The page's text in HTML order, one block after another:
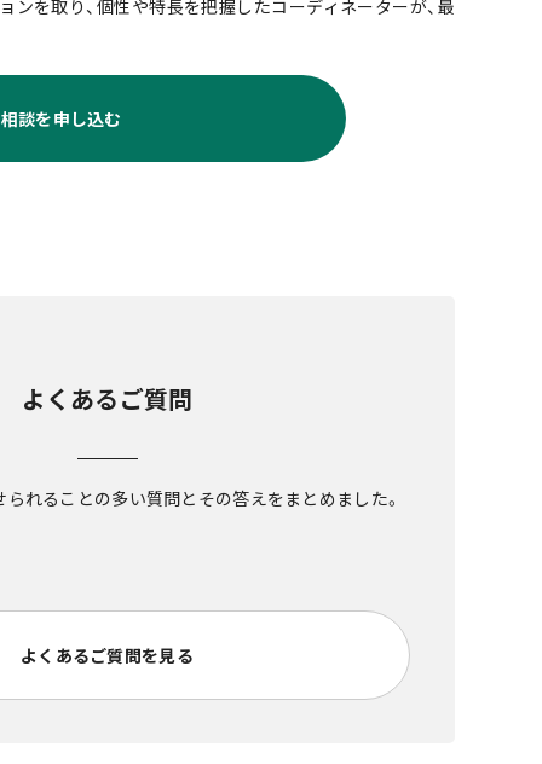
を取り、個性や特長を把握したコーディネーターが、最
談を申し込む
よくあるご質問
れることの多い質問とその答えをまとめました。
よくあるご質問を見る